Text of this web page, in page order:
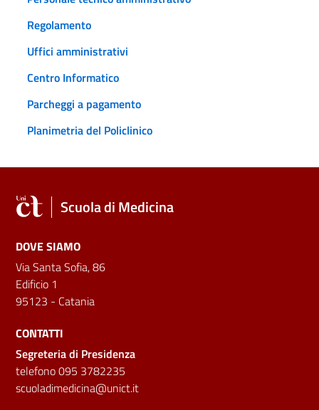
Regolamento
Uffici amministrativi
Centro Informatico
Parcheggi a pagamento
Planimetria del Policlinico
Scuola di Medicina
DOVE SIAMO
Via Santa Sofia, 86
Edificio 1
95123 - Catania
CONTATTI
Segreteria di Presidenza
telefono 095 3782235
scuoladimedicina@unict.it